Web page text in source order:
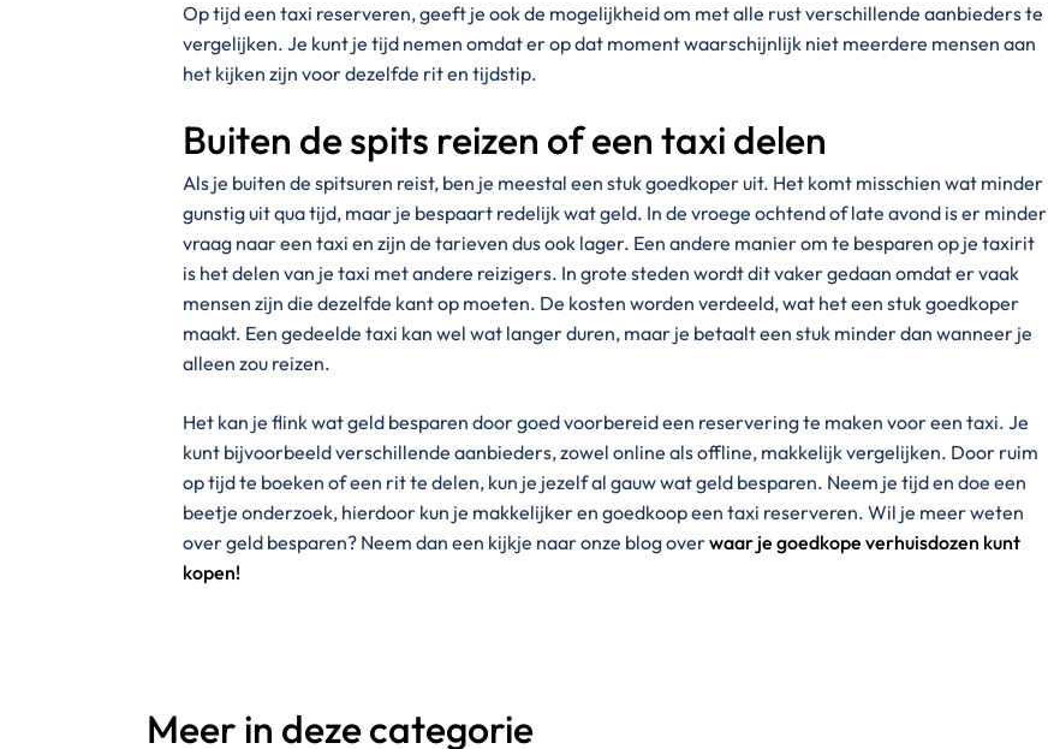
Op tijd een taxi reserveren, geeft je ook de mogelijkheid om met alle rust verschillende aanbieders te
vergelijken. Je kunt je tijd nemen omdat er op dat moment waarschijnlijk niet meerdere mensen aan
het kijken zijn voor dezelfde rit en tijdstip.
Buiten de spits reizen of een taxi delen
Als je buiten de spitsuren reist, ben je meestal een stuk goedkoper uit. Het komt misschien wat minder
gunstig uit qua tijd, maar je bespaart redelijk wat geld. In de vroege ochtend of late avond is er minder
vraag naar een taxi en zijn de tarieven dus ook lager. Een andere manier om te besparen op je taxirit
is het delen van je taxi met andere reizigers. In grote steden wordt dit vaker gedaan omdat er vaak
mensen zijn die dezelfde kant op moeten. De kosten worden verdeeld, wat het een stuk goedkoper
maakt. Een gedeelde taxi kan wel wat langer duren, maar je betaalt een stuk minder dan wanneer je
alleen zou reizen.
Het kan je flink wat geld besparen door goed voorbereid een reservering te maken voor een taxi. Je
kunt bijvoorbeeld verschillende aanbieders, zowel online als offline, makkelijk vergelijken. Door ruim
op tijd te boeken of een rit te delen, kun je jezelf al gauw wat geld besparen. Neem je tijd en doe een
beetje onderzoek, hierdoor kun je makkelijker en goedkoop een taxi reserveren. Wil je meer weten
over geld besparen? Neem dan een kijkje naar onze blog overwaar je goedkope verhuisdozen kunt
kopen!
Meer in deze categorie